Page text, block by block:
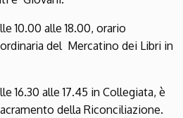
10.00 alle 18.00, orario
del Mercatino dei Libri in
16.30 alle 17.45 in Collegiata, è
della Riconciliazione.